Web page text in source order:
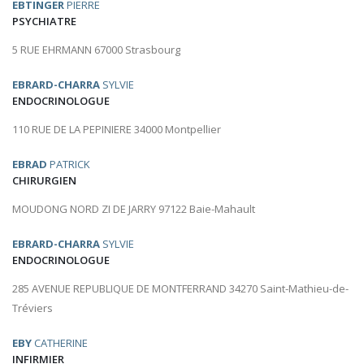
EBTINGERPIERRE
PSYCHIATRE
5 RUE EHRMANN 67000 Strasbourg
EBRARD-CHARRA SYLVIE
ENDOCRINOLOGUE
110 RUE DE LA PEPINIERE 34000 Montpellier
EBRAD PATRICK
CHIRURGIEN
MOUDONG NORD ZI DE JARRY 97122 Baie-Mahault
EBRARD-CHARRA SYLVIE
ENDOCRINOLOGUE
285 AVENUE REPUBLIQUE DE MONTFERRAND 34270 Saint-Mathieu-de-
Tréviers
EBY CATHERINE
INFIRMIER